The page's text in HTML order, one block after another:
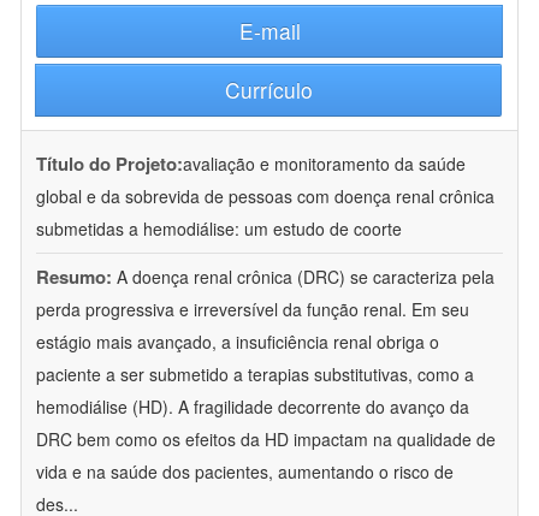
E-mail
Currículo
Título do Projeto:avaliação e monitoramento da saúde
global e da sobrevida de pessoas com doença renal crônica
submetidas a hemodiálise: um estudo de coorte
Resumo: A doença renal crônica (DRC) se caracteriza pela
perda progressiva e irreversível da função renal. Em seu
estágio mais avançado, a insuficiência renal obriga o
paciente a ser submetido a terapias substitutivas, como a
hemodiálise (HD). A fragilidade decorrente do avanço da
DRC bem como os efeitos da HD impactam na qualidade de
vida e na saúde dos pacientes, aumentando o risco de
des...